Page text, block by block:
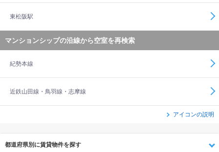
東松阪駅
マンションシップの沿線から空室を再検索
紀勢本線
近鉄山田線・鳥羽線・志摩線
アイコンの説明
都道府県別に賃貸物件を探す